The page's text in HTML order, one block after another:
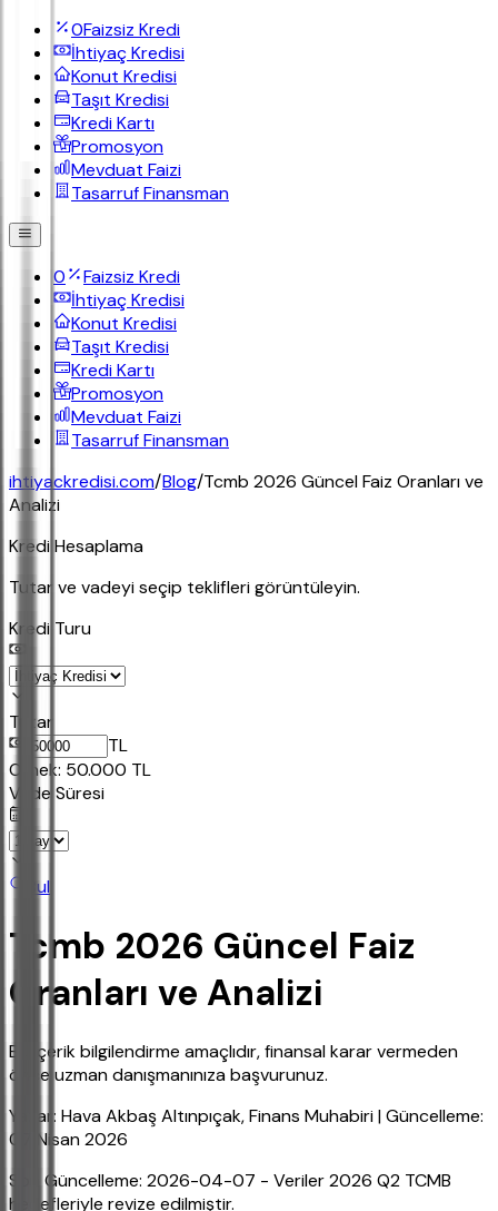
0Faizsiz Kredi
İhtiyaç Kredisi
Konut Kredisi
Taşıt Kredisi
Kredi Kartı
Promosyon
Mevduat Faizi
Tasarruf Finansman
0
Faizsiz Kredi
İhtiyaç Kredisi
Konut Kredisi
Taşıt Kredisi
Kredi Kartı
Promosyon
Mevduat Faizi
Tasarruf Finansman
ihtiyackredisi.com/Blog/Tcmb 2026 Güncel Faiz Oranları ve
Analizi
Kredi Hesaplama
Tutar ve vadeyi seçip teklifleri görüntüleyin.
Kredi Turu
Tutar
TL
Ornek: 50.000 TL
Vade Süresi
Bul
Tcmb 2026 Güncel Faiz
Oranları ve Analizi
Bu içerik bilgilendirme amaçlıdır, finansal karar vermeden
önce uzman danışmanınıza başvurunuz.
Yazar: Hava Akbaş Altınpıçak, Finans Muhabiri | Güncelleme:
07 Nisan 2026
Son Güncelleme: 2026-04-07 - Veriler 2026 Q2 TCMB
hedefleriyle revize edilmiştir.